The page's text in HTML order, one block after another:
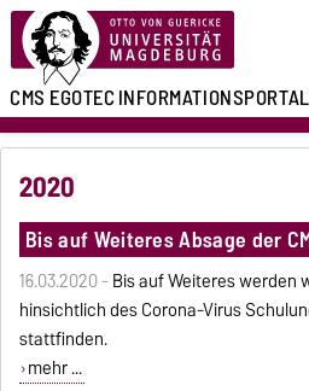
CMS EGOTECINFORMATIONSPORTAL
2020
Bis auf Weiteres Absage der
16.03.2020 -Bis auf Weiteres werden
hinsichtlich des Corona-Virus
stattfinden.
mehr ...